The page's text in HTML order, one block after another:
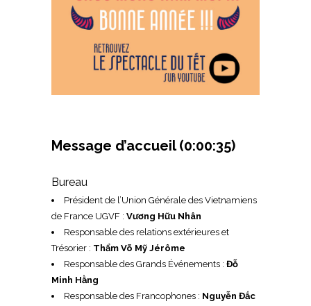
Message d’accueil(0:00:35)
Bureau
Président de l’Union Générale des Vietnamiens
de France UGVF : Vương Hữu Nhân
Responsable des relations extérieures et
Trésorier : Thẩm Võ Mỹ Jérôme
Responsable des Grands Événements : Đỗ
Minh Hằng
Responsable des Francophones : Nguyễn Đắc